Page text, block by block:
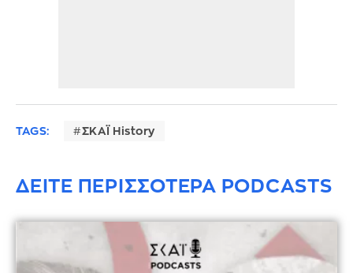
TAGS: ΣΚΑΪ History
ΔΕΙΤΕ ΠΕΡΙΣΣΟΤΕΡΑ PODCASTS